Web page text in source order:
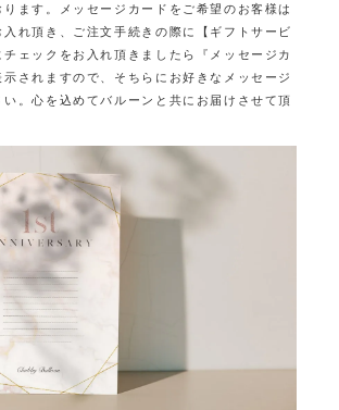
ます。
メッセージカードをご希望のお客様は
れ頂き、ご注文手続きの際に
【ギフトサービ
ェックをお入れ頂きましたら
『メッセージカ
されますので、そちらにお好きなメッセージ
い。心を込めてバルーンと共にお届けさせて頂